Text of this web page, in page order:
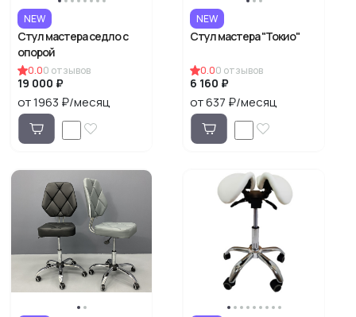
NEW
Стул мастера седло с
опорой
0.00 отзывов
19 000 ₽
от 1963 ₽/месяц
NEW
Стул мастера "Токио"
0.00 отзывов
6 160 ₽
от 637 ₽/месяц